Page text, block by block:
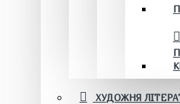
ХУДОЖНЯ